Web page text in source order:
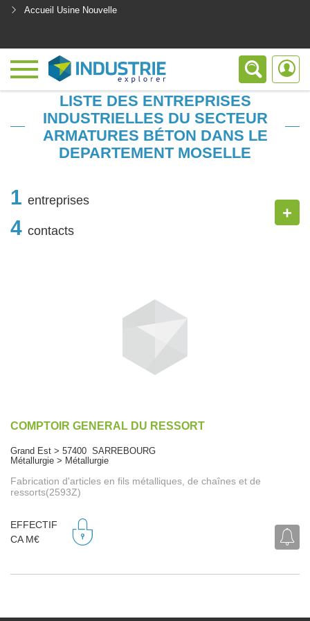
Accueil Usine Nouvelle
LISTE DES ENTREPRISES
INDUSTRIELLES DU SECTEUR
ARMATURES BÉTON DANS LE
DEPARTEMENT MOSELLE
1 entreprises
4 contacts
+
COMPTOIR GENERAL DU RESSORT
Grand Est > 57400 SARREBOURG
Métallurgie > Métallurgie
Fabrication d'articles en fils métalliques, de chaînes et de
ressorts(2593Z)
EFFECTIF
CA M€